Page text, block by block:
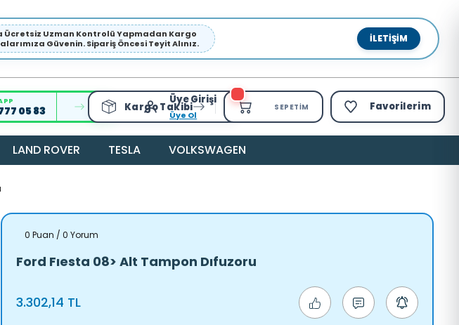
Ücretsiz Uzman Kontrolü Yapmadan Kargo
Güvenin. Sipariş Öncesi Teyit Alınız.
İLETIŞIM
05 83 Kargo Takibi
Üye Girişi
Üye Ol
SEPETIM Favorilerim
LAND ROVER TESLA VOLKSWAGEN
0 Puan / 0 Yorum
Ford Fıesta 08> Alt Tampon Dıfuzoru
3.302,14 TL